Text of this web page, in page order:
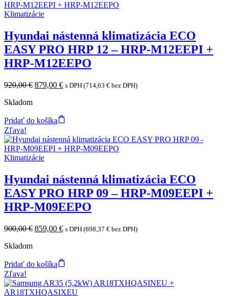
Klimatizácie
Hyundai nástenná klimatizácia ECO
EASY PRO HRP 12 – HRP-M12EEPI +
HRP-M12EEPO
920,00€ Original
879,00 €Current
s DPH (714,63 € bez DPH)
Skladom
Pridať do košíka
Zľava!
Klimatizácie
Hyundai nástenná klimatizácia ECO
EASY PRO HRP 09 – HRP-M09EEPI +
HRP-M09EEPO
900,00€ Original
859,00 €Current
s DPH (698,37 € bez DPH)
Skladom
Pridať do košíka
Zľava!